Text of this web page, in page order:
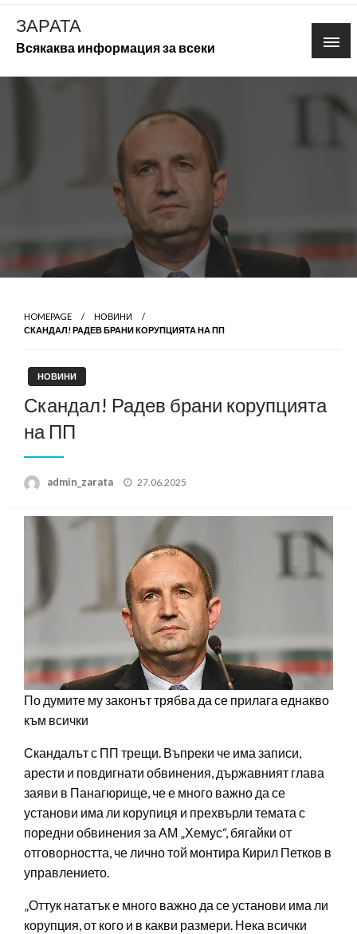
Skip
content
ЗАРАТА
Всякаква информация за всеки
HOMEPAGE
НОВИНИ
СКАНДАЛ! РАДЕВ БРАНИ КОРУПЦИЯТА НА ПП
НОВИНИ
Скандал! Радев брани корупцията
на ПП
admin_zarata
Posted
27.06.2025
По думите му законът трябва да се прилага еднакво
към всички
Скандалът с ПП трещи. Въпреки че има записи,
арести и повдигнати обвинения, държавният глава
заяви в Панагюрище, че е много важно да се
установи има ли корупиця и прехвърли темата с
поредни обвинения за АМ „Хемус“, бягайки от
отговорността, че лично той монтира Кирил Петков в
управлението.
„Оттук нататък е много важно да се установи има ли
корупция, от кого и в какви размери. Нека всички